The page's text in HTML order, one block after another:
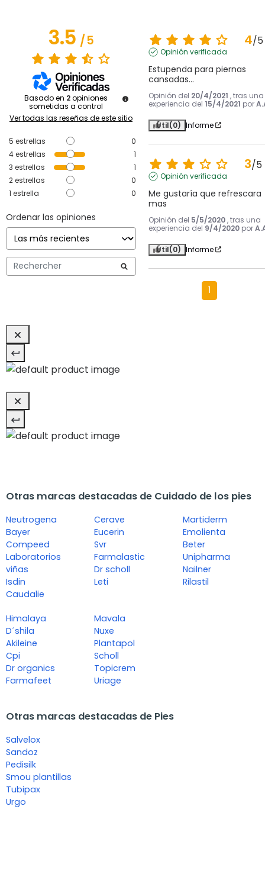
3.5/5
Basado en 2 opiniones
sometidas a control
Ver todas las reseñas de este sitio
5 estrellas
0
4estrellas
1
3 estrellas
1
2estrellas
0
1 estrella 0
Ordenar las opiniones
4/5
Opinión verificada
Estupenda para piernas
cansadas...
Opinión del 20/4/2021 , tras una
experiencia del 15/4/2021 por
Útil(0) Informe
3/5
Opinión verificada
Me gustaría que refrescara
mas
Opinión del 5/5/2020 , tras una
experiencia del 9/4/2020 por
Útil(0) Informe
1
Otras marcas destacadas de Cuidado de los pies
Neutrogena
Bayer
Compeed
Laboratorios
viñas
Isdin
Caudalie
Cerave
Eucerin
Svr
Farmalastic
Dr scholl
Leti
Martiderm
Emolienta
Beter
Unipharma
Nailner
Rilastil
Himalaya
D´shila
Akileine
Cpi
Dr organics
Farmafeet
Mavala
Nuxe
Plantapol
Scholl
Topicrem
Uriage
Otras marcas destacadas de Pies
Salvelox
Sandoz
Pedisilk
Smou plantillas
Tubipax
Urgo